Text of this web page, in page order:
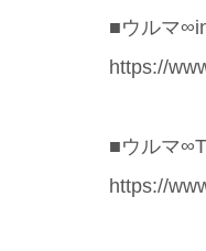
■ウルマ
https://
■ウルマ
https://